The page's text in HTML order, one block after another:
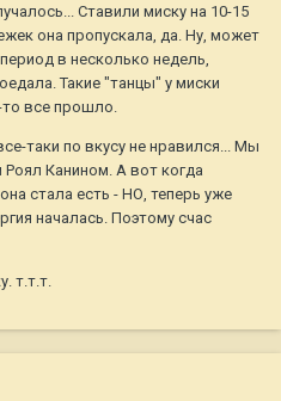
Ставили миску на 10-15
она пропускала, да. Ну, может
в несколько недель,
Такие "танцы" у миски
все прошло.
таки по вкусу не нравился... Мы
Канином. А вот когда
стала есть - НО, теперь уже
началась. Поэтому счас
т.т.т.